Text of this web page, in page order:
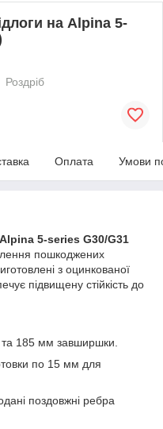
на Alpina 5-
Роздріб
Оплата Умови
5-series G30/G31
пошкоджених
з оцинкованої
підвищену стійкість до
185 мм завширшки.
по 15 мм для
поздовжні ребра